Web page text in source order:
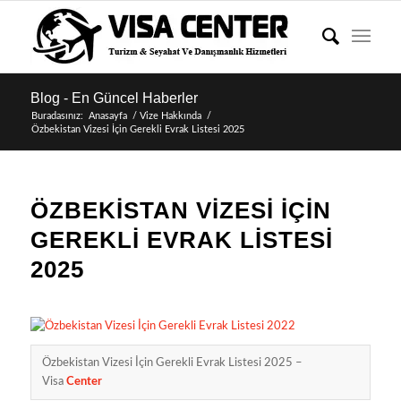
Blog - En Güncel Haberler
Buradasınız: Anasayfa / Vize Hakkında
/
Özbekistan Vizesi İçin Gerekli Evrak Listesi 2025
ÖZBEKISTAN VIZESI İÇIN
GEREKLI EVRAK LISTESI
2025
Özbekistan Vizesi İçin Gerekli Evrak Listesi 2025 –
Visa Center